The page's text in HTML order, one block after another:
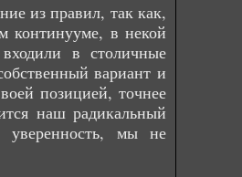
из правил, так как,
континууме, в некой
в столичные
вариант и
позицией, точнее
наш радикальный
уверенность, мы не